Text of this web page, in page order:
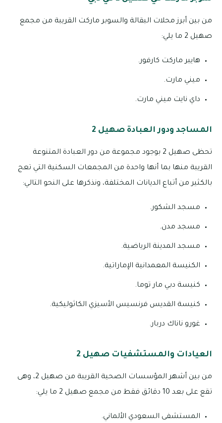
من بين أبرز محلات البقالة والسوبر ماركت القريبة من مجمع
صهيل 2 ما يلي:
هايبر ماركت كارفور.
ميني مارت.
داي نايت ميني مارت.
المساجد ودور العبادة صهيل 2
تحظى صهيل 2 بوجود مجموعة من دور العبادة المتنوعة
القريبة منها بما أنها واحدة من المجمعات السكنية التي تعج
بالكثير من أتباع الديانات المختلفة، ونذكرها على النحو التالي:
مسجد الشكور.
مسجد مدن.
مسجد المدينة الرياضية.
الكنيسة المعمدانية الإماراتية.
كنيسة دبي مار توما.
كنيسة القديس فرنسيس الأسيزي الكاثوليكية.
غورو ناناك دربار.
العيادات والمستشفيات صهيل 2
من بين أشهر المؤسسات الصحية القريبة من صهيل 2، وهى
تقع على بعد 10 دقائق فقط من مجمع صهيل 2 ما يلي:
المستشفى السعودي الألماني.